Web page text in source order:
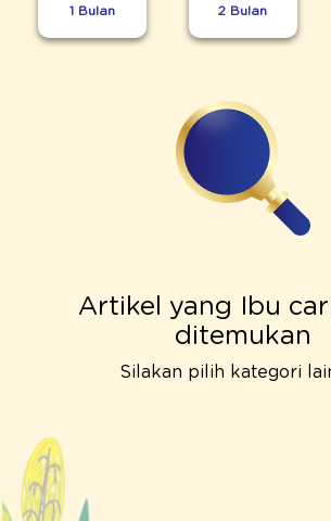
1 Bulan 2 Bulan
Artikel yang Ibu
ditemukan
Silakan pilih kategori